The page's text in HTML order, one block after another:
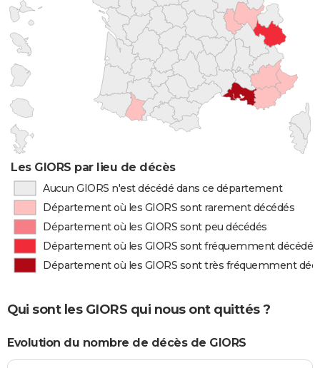
Les GIORS par lieu de décès
Aucun GIORS n'est décédé dans ce département
Département où les GIORS sont rarement décédés
Département où les GIORS sont peu décédés
Département où les GIORS sont fréquemment décédés
Département où les GIORS sont très fréquemment
Qui sont les GIORS qui nous ont quittés ?
Evolution du nombre de décès de GIORS